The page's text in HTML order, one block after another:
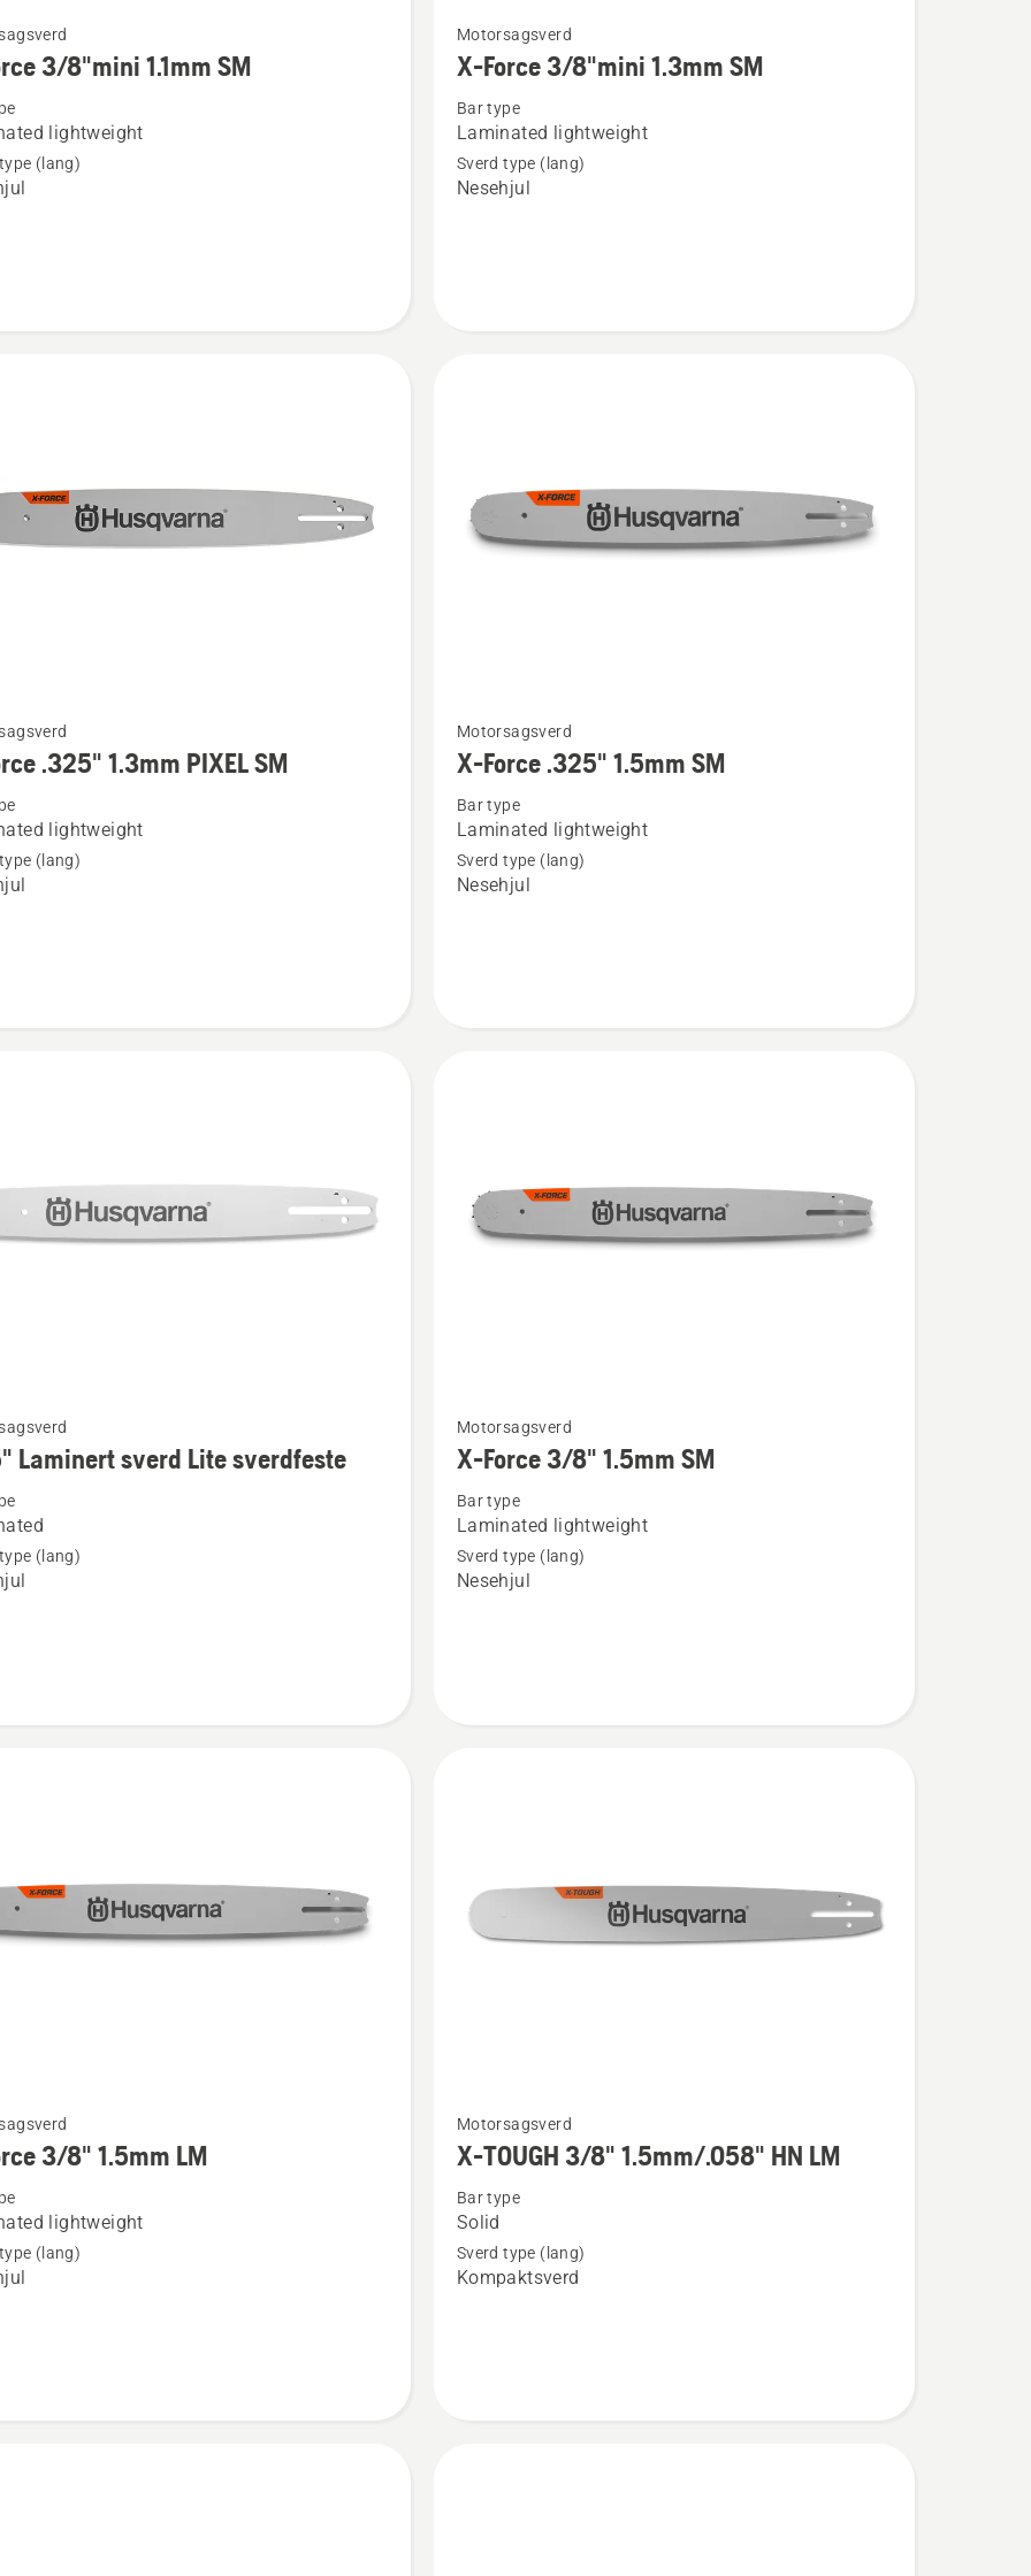
3/8"mini 1.1mm SM
lightweight
(lang)
flere
detaljer
om
Force
Motorsagsverd
X-Force 3/8"mini 1.3mm SM
Bar type
Laminated lightweight
Sverd type (lang)
Nesehjul
.325" 1.3mm PIXEL SM
lightweight
(lang)
flere
detaljer
om
Force
Motorsagsverd
X-Force .325" 1.5mm SM
Bar type
Laminated lightweight
Sverd type (lang)
Nesehjul
Laminert sverd Lite sverdfeste
(lang)
flere
detaljer
om
Force
Motorsagsverd
X-Force 3/8" 1.5mm SM
Bar type
Laminated lightweight
Sverd type (lang)
Nesehjul
3/8" 1.5mm LM
lightweight
(lang)
flere
detaljer
om
TOUGH
Motorsagsverd
X-TOUGH 3/8" 1.5mm/.058" HN LM
Bar type
Solid
Sverd type (lang)
Kompaktsverd